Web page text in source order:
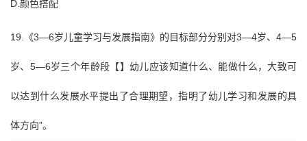
D.颜色搭配
19.《3—6岁儿童学习与发展指南》的目标部分分别对3—4岁、4—5
岁、5—6岁三个年龄段【】幼儿应该知道什么、能做什么，大致可
以达到什么发展水平提出了合理期望，指明了幼儿学习和发展的具
体方向”。